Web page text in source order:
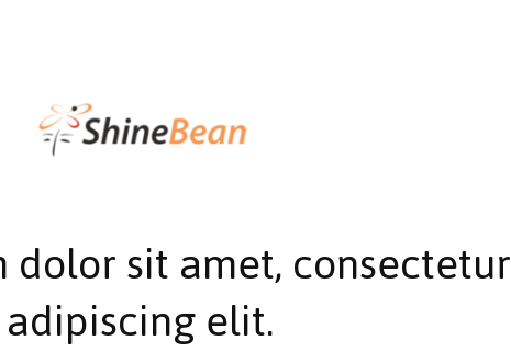
dolor sit amet, consectetur
adipiscing elit.